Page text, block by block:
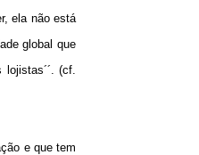
ela não está
global que
(cf.
e que tem